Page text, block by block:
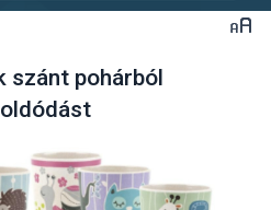
szánt pohárból